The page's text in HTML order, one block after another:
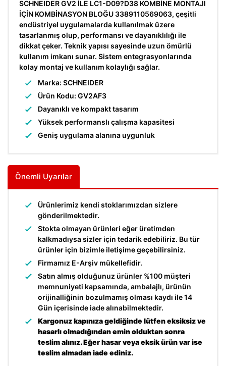
SCHNEIDER GV2 İLE LC1-D09?D38 KOMBİNE MONTAJI
İÇİN KOMBİNASYON BLOĞU 3389110569063, çeşitli
endüstriyel uygulamalarda kullanılmak üzere
tasarlanmış olup, performansı ve dayanıklılığı ile
dikkat çeker. Teknik yapısı sayesinde uzun ömürlü
kullanım imkanı sunar. Sistem entegrasyonlarında
kolay montaj ve kullanım kolaylığı sağlar.
Marka: SCHNEIDER
Ürün Kodu: GV2AF3
Dayanıklı ve kompakt tasarım
Yüksek performanslı çalışma kapasitesi
Geniş uygulama alanına uygunluk
Önemli Uyarılar
Ürünlerimiz kendi stoklarımızdan sizlere
gönderilmektedir.
Stokta olmayan ürünleri eğer üretimden
kalkmadıysa sizler için tedarik edebiliriz. Bu tür
ürünler için bizimle iletişime geçebilirsiniz.
Firmamız E-Arşiv mükellefidir.
Satın almış olduğunuz ürünler %100 müşteri
memnuniyeti kapsamında, ambalajlı, ürünün
orijinalliğinin bozulmamış olması kaydı ile 14
Gün içerisinde iade alınabilmektedir.
Kargonuz kapınıza geldiğinde lütfen eksiksiz ve
hasarlı olmadığından emin olduktan sonra
teslim alınız. Eğer hasar veya eksik ürün var ise
teslim almadan iade ediniz.